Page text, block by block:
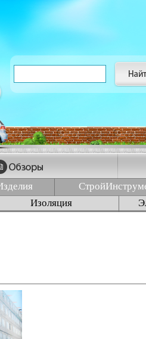
Изоляция